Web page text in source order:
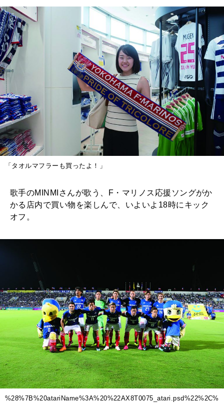
「タオルマフラーも買ったよ！」
歌手のMINMIさんが歌う、F・マリノス応援ソングがか
かる店内で買い物を楽しんで、いよいよ18時にキック
オフ。
%28%7B%20atariName%3A%20%22AX8T0075_atari.psd%22%2C%